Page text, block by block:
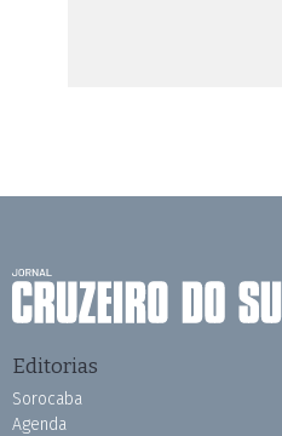
Editorias
Sorocaba
Agenda